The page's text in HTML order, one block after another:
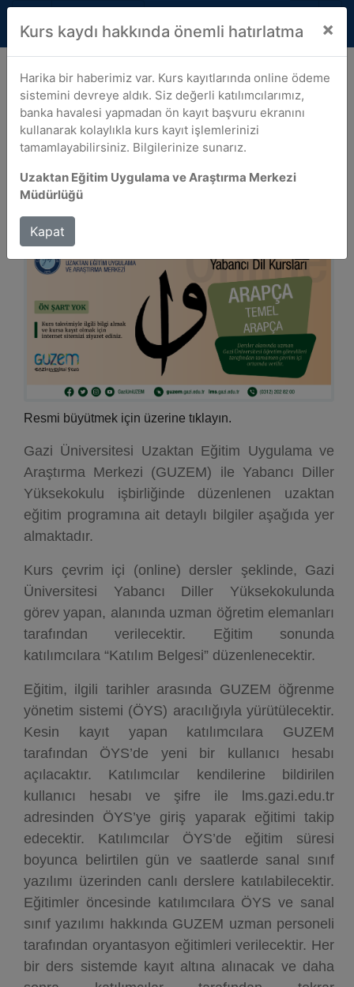
☰ Gazi Üniversitesi Dil Seçiniz
ARAPÇA TEMEL
ARAPÇA A1.1 Kursu
(2023-2024 Bahar
Dönemi)
Kurs kaydı hakkında önemli hatırlatma ×
Harika bir haberimiz var. Kurs kayıtlarında online ödeme
sistemini devreye aldık. Siz değerli katılımcılarımız,
banka havalesi yapmadan ön kayıt başvuru ekranını
kullanarak kolaylıkla kurs kayıt işlemlerinizi
tamamlayabilirsiniz. Bilgilerinize sunarız.
Uzaktan Eğitim Uygulama ve Araştırma Merkezi
Müdürlüğü
Kapat
Resmi büyütmek için üzerine tıklayın.
Gazi Üniversitesi Uzaktan Eğitim Uygulama ve
Araştırma Merkezi (GUZEM) ile Yabancı Diller
Yüksekokulu işbirliğinde düzenlenen uzaktan
eğitim programına ait detaylı bilgiler aşağıda yer
almaktadır.
Kurs çevrim içi (online) dersler şeklinde, Gazi
Üniversitesi Yabancı Diller Yüksekokulunda
görev yapan, alanında uzman öğretim elemanları
tarafından verilecektir. Eğitim sonunda
katılımcılara “Katılım Belgesi” düzenlenecektir.
Eğitim, ilgili tarihler arasında GUZEM öğrenme
yönetim sistemi (ÖYS) aracılığıyla yürütülecektir.
Kesin kayıt yapan katılımcılara GUZEM
tarafından ÖYS’de yeni bir kullanıcı hesabı
açılacaktır. Katılımcılar kendilerine bildirilen
kullanıcı hesabı ve şifre ile lms.gazi.edu.tr
adresinden ÖYS’ye giriş yaparak eğitimi takip
edecektir. Katılımcılar ÖYS’de eğitim süresi
boyunca belirtilen gün ve saatlerde sanal sınıf
yazılımı üzerinden canlı derslere katılabilecektir.
Eğitimler öncesinde katılımcılara ÖYS ve sanal
sınıf yazılımı hakkında GUZEM uzman personeli
tarafından oryantasyon eğitimleri verilecektir. Her
bir ders sistemde kayıt altına alınacak ve daha